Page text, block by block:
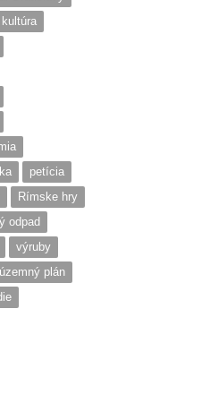
kultúra
petícia
Rímske hry
odpad
výruby
územný plán